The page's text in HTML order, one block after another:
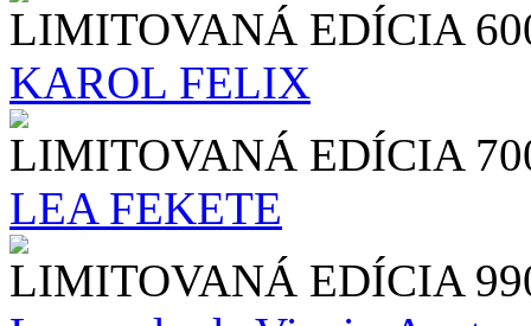
LIMITOVANÁ EDÍCIA
KAROL FELIX
LIMITOVANÁ EDÍCIA
LEA FEKETE
LIMITOVANÁ EDÍCIA